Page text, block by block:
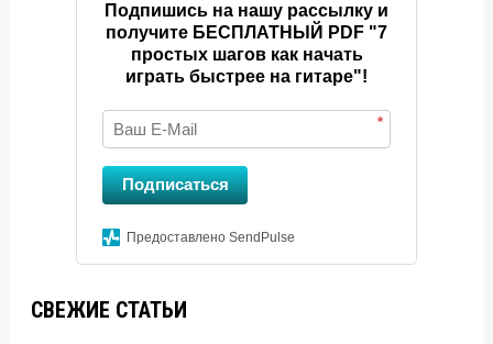
Подпишись на нашу рассылку и
получите БЕСПЛАТНЫЙ PDF "7
простых шагов как начать
играть быстрее на гитаре"!
*
Подписаться
Предоставлено SendPulse
СВЕЖИЕ СТАТЬИ